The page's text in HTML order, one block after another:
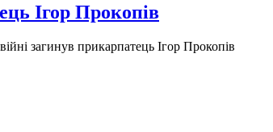
Ігор Прокопів
загинув прикарпатець Ігор Прокопів